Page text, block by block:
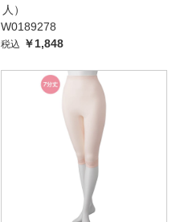
人）
W0189278
税込 ￥1,848